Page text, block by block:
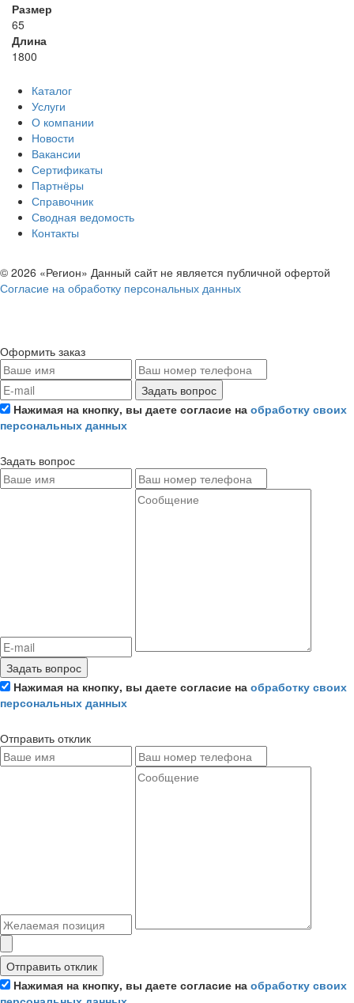
Размер
65
Длина
1800
Каталог
Услуги
О компании
Новости
Вакансии
Сертификаты
Партнёры
Справочник
Сводная ведомость
Контакты
© 2026 «Регион» Данный сайт не является публичной офертой
Согласие на обработку персональных данных
Оформить заказ
Задать вопрос
Нажимая на кнопку, вы даете согласие на обработку своих
персональных данных
Задать вопрос
Задать вопрос
Нажимая на кнопку, вы даете согласие на обработку своих
персональных данных
Отправить отклик
Отправить отклик
Нажимая на кнопку, вы даете согласие на обработку своих